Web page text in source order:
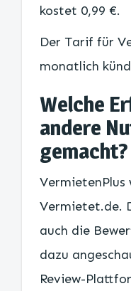
kostet 0,99 €.
Der Tarif für
monatlich
Welche
andere
gemacht?
VermietenPlus
Vermietet.de.
auch die
dazu
Review-